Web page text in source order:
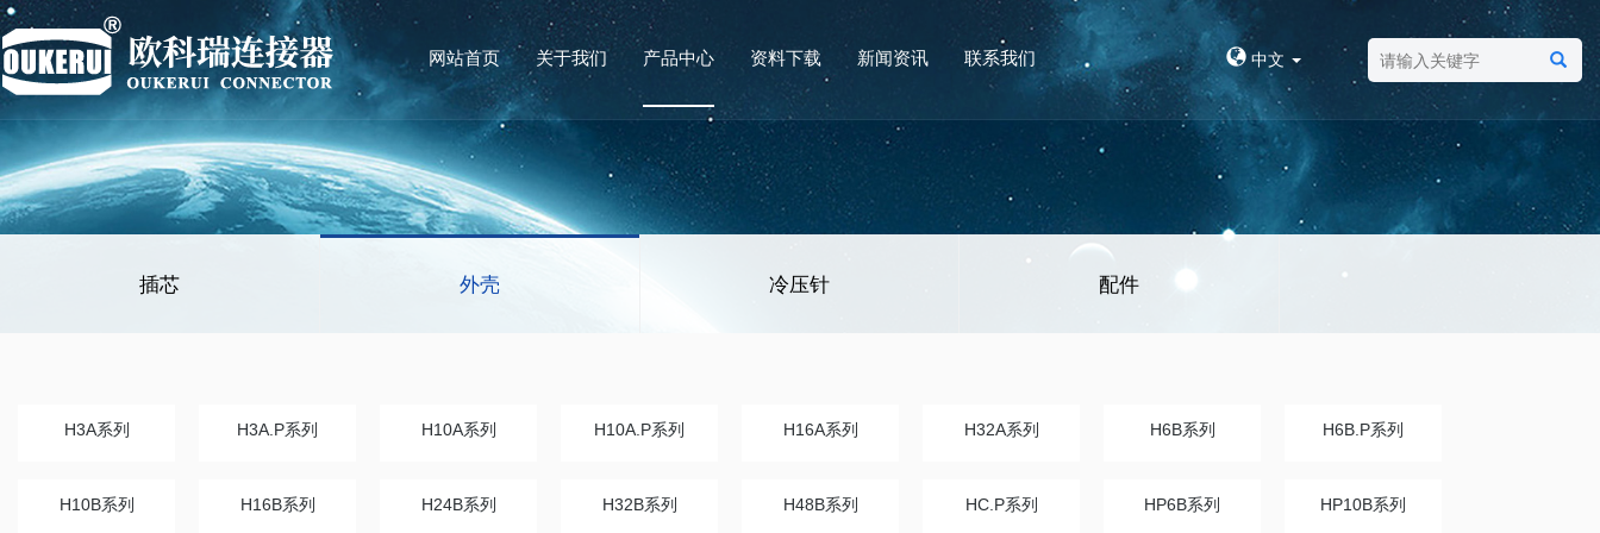
网站首页 关于我们 产品中心 资料下载 新闻资讯 联系我们 中文
插芯 外壳 冷压针 配件
H3A系列 H3A.P系列 H10A系列 H10A.P系列 H16A系列 H32A系列 H6B系列 H6B.P系列
H10B系列 H16B系列 H24B系列 H32B系列 H48B系列 HC.P系列 HP6B系列 HP10B系列